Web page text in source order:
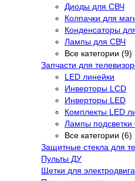
Диоды для СВЧ
Колпачки для
Конденсаторы
Лампы для СВЧ
Все категории (9)
Запчасти для
LED линейки
Инверторы LCD
Инверторы LED
Комплекты LED
Лампы подсветки
Все категории (6)
Защитные стекла для
Пульты ДУ
Щетки для